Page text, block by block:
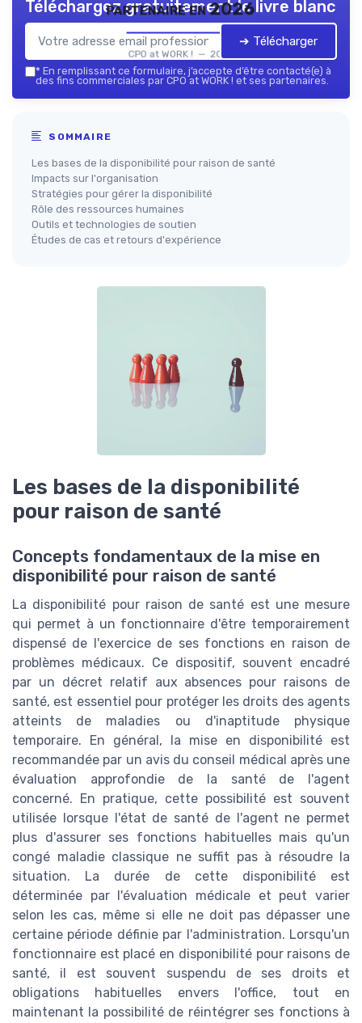
partenaire en 2026
CPO at WORK ! — 2026
Téléchargez gratuitement le livre blanc
➔ Télécharger
* En remplissant ce formulaire, j’accepte d’être contacté(e) à
des fins commerciales par CPO at WORK ! et ses partenaires.
SOMMAIRE
Les bases de la disponibilité pour raison de santé
Impacts sur l'organisation
Stratégies pour gérer la disponibilité
Rôle des ressources humaines
Outils et technologies de soutien
Études de cas et retours d'expérience
Les bases de la disponibilité
pour raison de santé
Concepts fondamentaux de la mise en
disponibilité pour raison de santé
La disponibilité pour raison de santé est une mesure
qui permet à un fonctionnaire d'être temporairement
dispensé de l'exercice de ses fonctions en raison de
problèmes médicaux. Ce dispositif, souvent encadré
par un décret relatif aux absences pour raisons de
santé, est essentiel pour protéger les droits des agents
atteints de maladies ou d'inaptitude physique
temporaire. En général, la mise en disponibilité est
recommandée par un avis du conseil médical après une
évaluation approfondie de la santé de l'agent
concerné. En pratique, cette possibilité est souvent
utilisée lorsque l'état de santé de l'agent ne permet
plus d'assurer ses fonctions habituelles mais qu'un
congé maladie classique ne suffit pas à résoudre la
situation. La durée de cette disponibilité est
déterminée par l'évaluation médicale et peut varier
selon les cas, même si elle ne doit pas dépasser une
certaine période définie par l'administration. Lorsqu'un
fonctionnaire est placé en disponibilité pour raisons de
santé, il est souvent suspendu de ses droits et
obligations habituelles envers l'office, tout en
maintenant la possibilité de réintégrer ses fonctions à